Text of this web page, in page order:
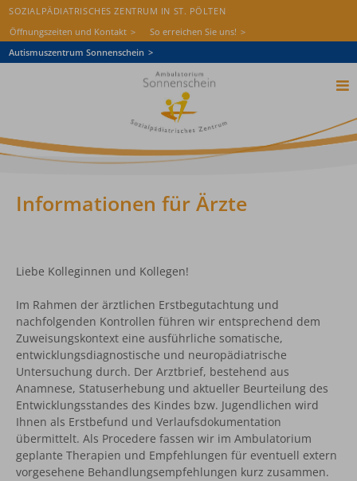
SOZIALPÄDIATRISCHES ZENTRUM IN ST. PÖLTEN
Öffnungszeiten und Kontakt
So erreichen Sie uns!
Autismuszentrum Sonnenschein
Das Ambulatorium
Therapie
Wissen & Aktuelles
Freie Stellen
Spenden
Informationen für Ärzte
Liebe Kolleginnen und Kollegen!
Im Rahmen der ärztlichen Erstbegutachtung und
nachfolgenden Kontrollen führen wir entsprechend dem
Zuweisungskontext eine ausführliche somatische,
entwicklungsdiagnostische und neuropädiatrische
Untersuchung durch. Der Arztbrief, bestehend aus
Anamnese, Statuserhebung und aktueller Beurteilung des
Entwicklungsstandes des Kindes bzw. Jugendlichen wird
Ihnen als Erstbefund und Verlaufsdokumentation
übermittelt. Als Procedere fassen wir im Ambulatorium
geplante Therapien und Empfehlungen für eventuell extern
vorgesehene Behandlungsempfehlungen kurz zusammen.